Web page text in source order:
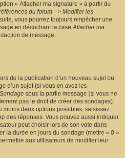
« Attacher ma signature » à partir du
du forum --> Modifier les
vous pourrez toujours empêcher une
en décochant la caseAttacher ma
de message.
de la publication d’un nouveau sujet ou
d’un sujet (si vous en avez les
Sondage sous la partie message (si vous ne
pas le droit de créer des sondages).
moins deux options possibles, saisissez
des réponses. Vous pouvez aussi indiquer
peut choisir lors de son vote dans
la durée en jours du sondage (mettre « 0 »
aux utilisateurs de modifier leur